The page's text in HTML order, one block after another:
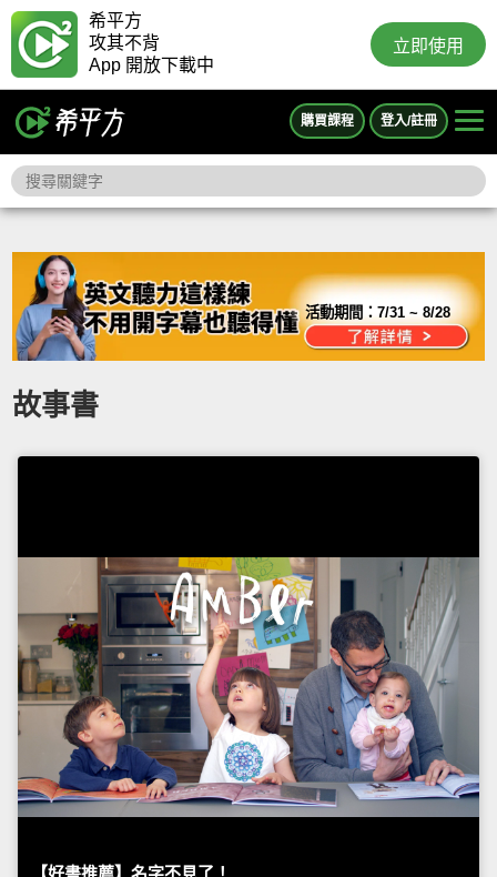
希平方
攻其不背
App 開放下載中
立即使用
購買課程 登入/註冊
活動期間：7/31 ~ 8/28
故事書
【好書推薦】名字不見了！